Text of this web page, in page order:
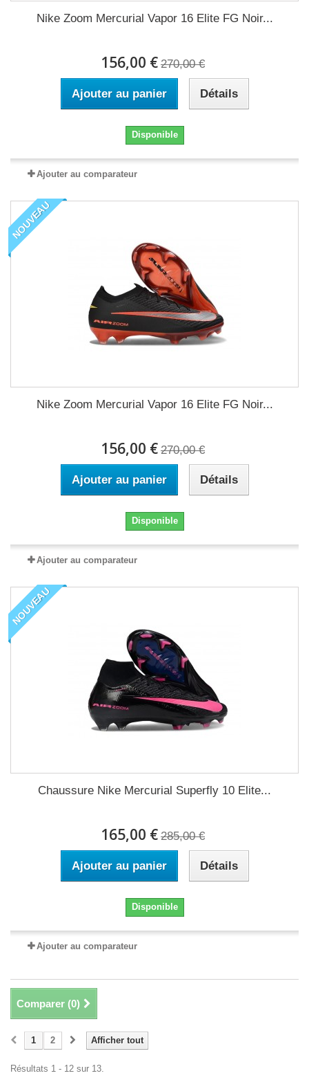
Nike Zoom Mercurial Vapor 16 Elite FG Noir...
156,00 € 270,00 €
Ajouter au panier Détails
Disponible
Ajouter au comparateur
NOUVEAU
Nike Zoom Mercurial Vapor 16 Elite FG Noir...
156,00 € 270,00 €
Ajouter au panier Détails
Disponible
Ajouter au comparateur
NOUVEAU
Chaussure Nike Mercurial Superfly 10 Elite...
165,00 € 285,00 €
Ajouter au panier Détails
Disponible
Ajouter au comparateur
Comparer (0)
Afficher tout
1 2
Résultats 1 - 12 sur 13.